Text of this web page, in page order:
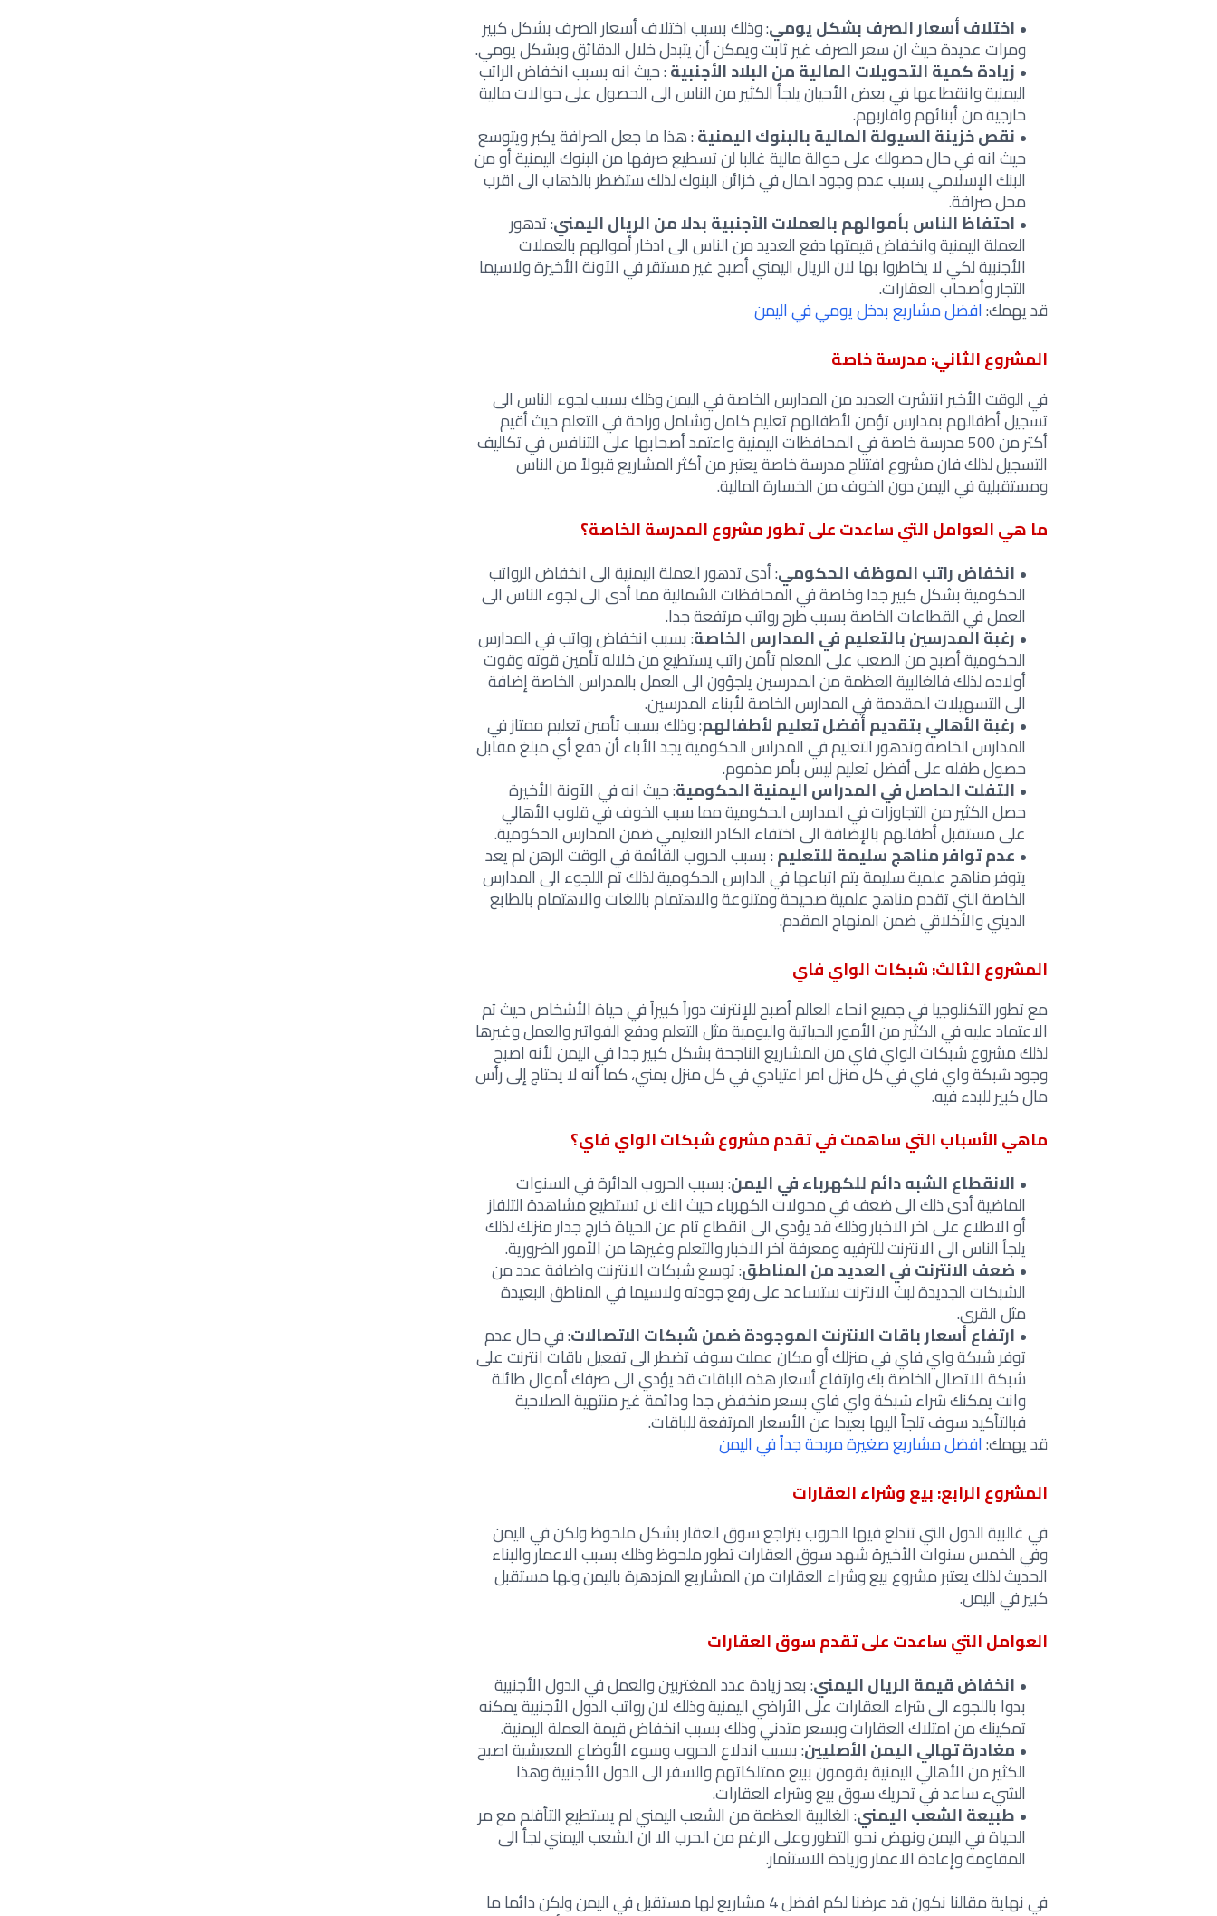
اختلاف أسعار الصرف بشكل يومي: وذلك بسبب اختلاف أسعار الصرف بشكل كبير
ومرات عديدة حيث ان سعر الصرف غير ثابت ويمكن أن يتبدل خلال الدقائق وبشكل يومي.
زيادة كمية التحويلات المالية من البلاد الأجنبية: حيث انه بسبب انخفاض الراتب
اليمنية وانقطاعها في بعض الأحيان يلجأ الكثير من الناس الى الحصول على حوالات مالية
خارجية من أبنائهم واقاربهم.
نقص خزينة السيولة المالية بالبنوك اليمنية: هذا ما جعل الصرافة يكبر ويتوسع
حيث انه في حال حصولك على حوالة مالية غالبا لن تسطيع صرفها من البنوك اليمنية أو من
البنك الإسلامي بسبب عدم وجود المال في خزائن البنوك لذلك ستضطر بالذهاب الى اقرب
محل صرافة.
احتفاظ الناس بأموالهم بالعملات الأجنبية بدلا من الريال اليمني: تدهور
العملة اليمنية وانخفاض قيمتها دفع العديد من الناس الى ادخار أموالهم بالعملات
الأجنبية لكي لا يخاطروا بها لان الريال اليمني أصبح غير مستقر في الآونة الأخيرة ولاسيما
التجار وأصحاب العقارات.
قد يهمك:افضل مشاريع بدخل يومي في اليمن
المشروع الثاني: مدرسة خاصة
في الوقت الأخير انتشرت العديد من المدارس الخاصة في اليمن وذلك بسبب لجوء الناس الى
تسجيل أطفالهم بمدارس تؤمن لأطفالهم تعليم كامل وشامل وراحة في التعلم حيث أقيم
أكثر من 500 مدرسة خاصة في المحافظات اليمنية واعتمد أصحابها على التنافس في تكاليف
التسجيل لذلك فان مشروع افتتاح مدرسة خاصة يعتبر من أكثر المشاريع قبولاً من الناس
ومستقبلية في اليمن دون الخوف من الخسارة المالية.
ما هي العوامل التي ساعدت على تطور مشروع المدرسة الخاصة؟
انخفاض راتب الموظف الحكومي: أدى تدهور العملة اليمنية الى انخفاض الرواتب
الحكومية بشكل كبير جدا وخاصة في المحافظات الشمالية مما أدى الى لجوء الناس الى
العمل في القطاعات الخاصة بسبب طرح رواتب مرتفعة جدا.
رغبة المدرسين بالتعليم في المدارس الخاصة: بسبب انخفاض رواتب في المدارس
الحكومية أصبح من الصعب على المعلم تأمن راتب يستطيع من خلاله تأمين قوته وقوت
أولاده لذلك فالغالبية العظمة من المدرسين يلجؤون الى العمل بالمدراس الخاصة إضافة
الى التسهيلات المقدمة في المدارس الخاصة لأبناء المدرسين.
رغبة الأهالي بتقديم أفضل تعليم لأطفالهم: وذلك بسبب تأمين تعليم ممتاز في
المدارس الخاصة وتدهور التعليم في المدراس الحكومية يجد الأباء أن دفع أي مبلغ مقابل
حصول طفله على أفضل تعليم ليس بأمر مذموم.
التفلت الحاصل في المدراس اليمنية الحكومية: حيث انه في الآونة الأخيرة
حصل الكثير من التجاوزات في المدارس الحكومية مما سبب الخوف في قلوب الأهالي
على مستقبل أطفالهم بالإضافة الى اختفاء الكادر التعليمي ضمن المدارس الحكومية.
عدم توافر مناهج سليمة للتعليم: بسبب الحروب القائمة في الوقت الرهن لم يعد
يتوفر مناهج علمية سليمة يتم اتباعها في الدارس الحكومية لذلك تم اللجوء الى المدارس
الخاصة التي تقدم مناهج علمية صحيحة ومتنوعة والاهتمام باللغات والاهتمام بالطابع
الديني والأخلاقي ضمن المنهاج المقدم.
المشروع الثالث: شبكات الواي فاي
مع تطور التكنلوجيا في جميع انحاء العالم أصبح للإنترنت دوراً كبيراً في حياة الأشخاص حيث تم
الاعتماد عليه في الكثير من الأمور الحياتية واليومية مثل التعلم ودفع الفواتير والعمل وغيرها
لذلك مشروع شبكات الواي فاي من المشاريع الناجحة بشكل كبير جدا في اليمن لأنه اصبح
وجود شبكة واي فاي في كل منزل امر اعتيادي في كل منزل يمني، كما أنه لا يحتاج إلى رأس
مال كبير للبدء فيه.
ماهي الأسباب التي ساهمت في تقدم مشروع شبكات الواي فاي؟
الانقطاع الشبه دائم للكهرباء في اليمن: بسبب الحروب الدائرة في السنوات
الماضية أدى ذلك الى ضعف في محولات الكهرباء حيث انك لن تستطيع مشاهدة التلفاز
أو الاطلاع على اخر الاخبار وذلك قد يؤدي الى انقطاع تام عن الحياة خارج جدار منزلك لذلك
يلجأ الناس الى الانترنت للترفيه ومعرفة اخر الاخبار والتعلم وغيرها من الأمور الضرورية.
ضعف الانترنت في العديد من المناطق: توسع شبكات الانترنت واضافة عدد من
الشبكات الجديدة لبث الانترنت ستساعد على رفع جودته ولاسيما في المناطق البعيدة
مثل القرى.
ارتفاع أسعار باقات الانترنت الموجودة ضمن شبكات الاتصالات: في حال عدم
توفر شبكة واي فاي في منزلك أو مكان عملت سوف تضطر الى تفعيل باقات انترنت على
شبكة الاتصال الخاصة بك وارتفاع أسعار هذه الباقات قد يؤدي الى صرفك أموال طائلة
وانت يمكنك شراء شبكة واي فاي بسعر منخفض جدا ودائمة غير منتهية الصلاحية
فبالتأكيد سوف تلجأ اليها بعيدا عن الأسعار المرتفعة للباقات.
قد يهمك:افضل مشاريع صغيرة مربحة جداً في اليمن
المشروع الرابع: بيع وشراء العقارات
في غالبية الدول التي تندلع فيها الحروب يتراجع سوق العقار بشكل ملحوظ ولكن في اليمن
وفي الخمس سنوات الأخيرة شهد سوق العقارات تطور ملحوظ وذلك بسبب الاعمار والبناء
الحديث لذلك يعتبر مشروع بيع وشراء العقارات من المشاريع المزدهرة باليمن ولها مستقبل
كبير في اليمن.
العوامل التي ساعدت على تقدم سوق العقارات
انخفاض قيمة الريال اليمني: بعد زيادة عدد المغتربين والعمل في الدول الأجنبية
بدوا باللجوء الى شراء العقارات على الأراضي اليمنية وذلك لان رواتب الدول الأجنبية يمكنه
تمكينك من امتلاك العقارات وبسعر متدني وذلك بسبب انخفاض قيمة العملة اليمنية.
مغادرة تهالي اليمن الأصليين: بسبب اندلاع الحروب وسوء الأوضاع المعيشية اصبح
الكثير من الأهالي اليمنية يقومون ببيع ممتلكاتهم والسفر الى الدول الأجنبية وهذا
الشيء ساعد في تحريك سوق بيع وشراء العقارات.
طبيعة الشعب اليمني: الغالبية العظمة من الشعب اليمني لم يستطيع التأقلم مع مر
الحياة في اليمن ونهض نحو التطور وعلى الرغم من الحرب الا ان الشعب اليمني لجأ الى
المقاومة وإعادة الاعمار وزيادة الاستثمار.
في نهاية مقالنا نكون قد عرضنا لكم افضل 4 مشاريع لها مستقبل في اليمن ولكن دائما ما